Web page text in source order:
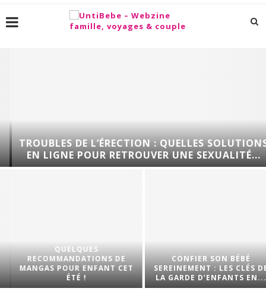
TROUBLES DE L’ÉRECTION : QUELLES SOLUTIONS
EN LIGNE POUR RETROUVER UNE SEXUALITÉ...
QUELQUES
RECOMMANDATIONS DE
MANGAS POUR ENFANT CET
ÉTÉ !
CONFIER SON BÉBÉ
SEREINEMENT : LES CLÉS DE
LA GARDE D’ENFANTS EN...